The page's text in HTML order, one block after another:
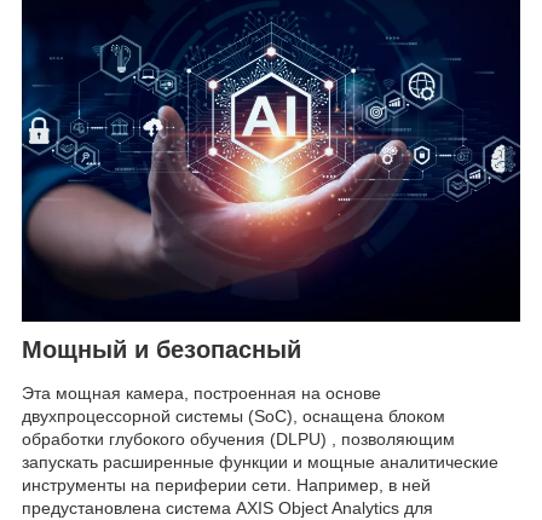
Мощный и безопасный
Эта мощная камера, построенная на основе
двухпроцессорной системы (SoC), оснащена блоком
обработки глубокого обучения (DLPU) , позволяющим
запускать расширенные функции и мощные аналитические
инструменты на периферии сети. Например, в ней
предустановлена ​​система AXIS Object Analytics для